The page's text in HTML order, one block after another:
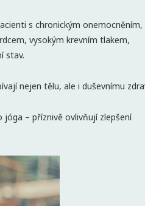
s chronickým onemocněním,
vysokým krevním tlakem,
stav.
nejen tělu, ale i duševnímu
– příznivě ovlivňují zlepšení